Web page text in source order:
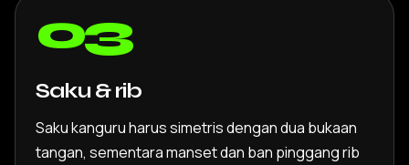
03
Saku & rib
Saku kanguru harus simetris dengan dua bukaan
tangan, sementara manset dan ban pinggang rib